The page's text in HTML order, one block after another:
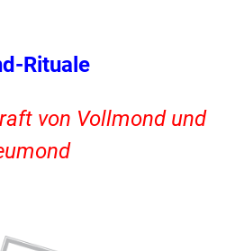
Rituale
von Vollmond und